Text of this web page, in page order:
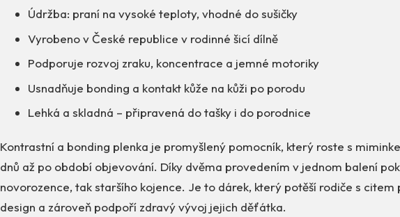
Údržba: praní na vysoké teploty, vhodné do sušičky
Vyrobeno v České republice v rodinné šicí dílně
Podporuje rozvoj zraku, koncentrace a jemné motoriky
Usnadňuje bonding a kontakt kůže na kůži po porodu
Lehká a skladná – připravená do tašky i do porodnice
Kontrastní a bonding plenka je promyšlený pomocník, který roste s
dnů až po období objevování. Díky dvěma provedením v jednom balení
novorozence, tak staršího kojence. Je to dárek, který potěší rodiče s citem
design a zároveň podpoří zdravý vývoj jejich děťátka.